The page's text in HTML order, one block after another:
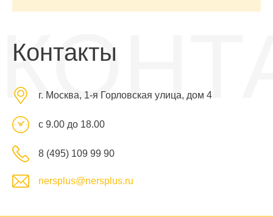
Контакты
г. Москва, 1-я Горловская улица, дом 4
с 9.00 до 18.00
8 (495) 109 99 90
nersplus@nersplus.ru